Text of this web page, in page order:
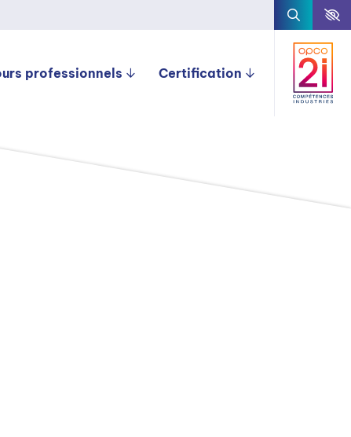
professionnels Certification